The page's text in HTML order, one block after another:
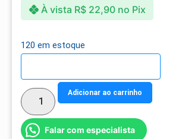
À vista R$22,90 no Pix
120 em estoque
Adicionar ao carrinho
Falar com especialista